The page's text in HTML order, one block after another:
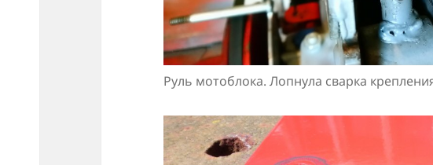
Руль мотоблока. Лопнула сварка